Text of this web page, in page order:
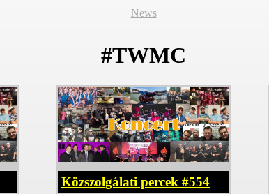
News
#TWMC
Közszolgálati percek #554